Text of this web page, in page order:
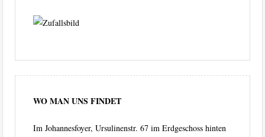
WO MAN UNS FINDET
Im Johannesfoyer, Ursulinenstr. 67 im Erdgeschoss hinten